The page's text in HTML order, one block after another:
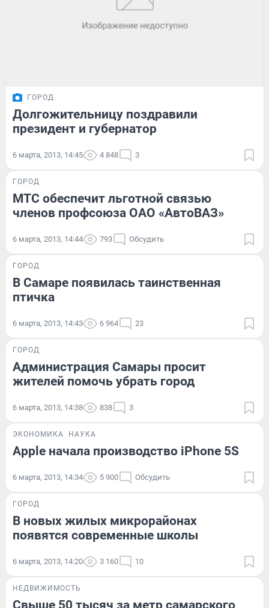
ГОРОД
Долгожительницу поздравили
президент и губернатор
6 марта, 2013, 14:45 4 848 3
ГОРОД
МТС обеспечит льготной связью
членов профсоюза ОАО «АвтоВАЗ»
6 марта, 2013, 14:44 793 Обсудить
ГОРОД
В Самаре появилась таинственная
птичка
6 марта, 2013, 14:43 6 964 23
ГОРОД
Администрация Самары просит
жителей помочь убрать город
6 марта, 2013, 14:38 838 3
ЭКОНОМИКА НАУКА
Apple начала производство iPhone 5S
6 марта, 2013, 14:34 5 900 Обсудить
ГОРОД
В новых жилых микрорайонах
появятся современные школы
6 марта, 2013, 14:20 3 160 10
НЕДВИЖИМОСТЬ
Свыше 50 тысяч за метр самарского